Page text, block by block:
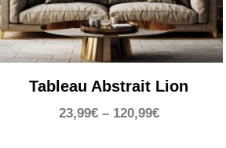
Tableau Abstrait Lion
23,99€– 120,99€